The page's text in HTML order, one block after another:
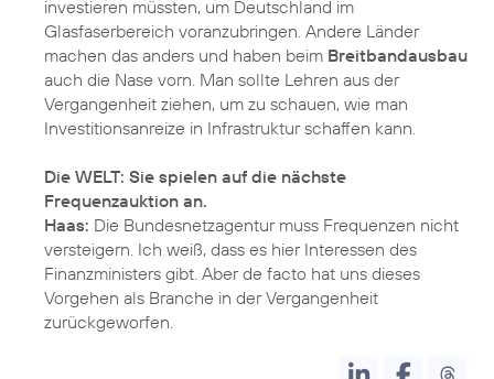
investieren müssten, um Deutschland im
Glasfaserbereich voranzubringen. Andere Länder
machen das anders und haben beim Breitbandausbau
auch die Nase vorn. Man sollte Lehren aus der
Vergangenheit ziehen, um zu schauen, wie man
Investitionsanreize in Infrastruktur schaffen kann.
Die WELT: Sie spielen auf die nächste
Frequenzauktion an.
Haas: Die Bundesnetzagentur muss Frequenzen nicht
versteigern. Ich weiß, dass es hier Interessen des
Finanzministers gibt. Aber de facto hat uns dieses
Vorgehen als Branche in der Vergangenheit
zurückgeworfen.